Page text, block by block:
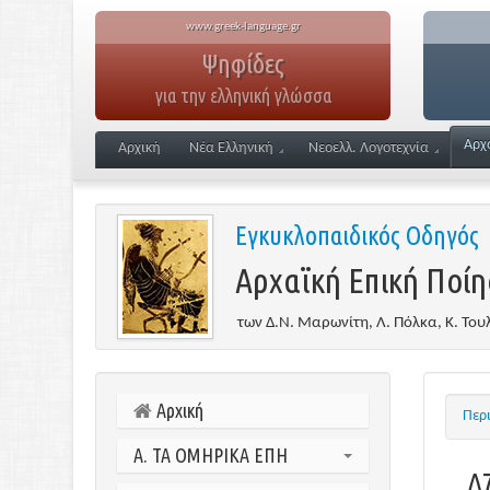
www.greek-language.gr
Ψηφίδες
για την ελληνική γλώσσα
Αρχική Νέα Ελληνική Νεοελλ. Λογοτεχνία
Εγκυκλοπαιδικός Οδηγός
Αρχαϊκή Επική
των Δ.Ν. Μαρωνίτη, Λ. Πόλκα, Κ.
Αρχική
Α. ΤΑ ΟΜΗΡΙΚΑ ΕΠΗ